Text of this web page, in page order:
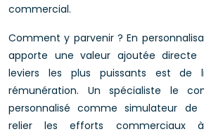
commercial.
Comment y parvenir ? En
apporte une valeur ajoutée directe
leviers les plus puissants est de
rémunération. Un spécialiste le
personnalisé comme simulateur
relier les efforts commerciaux